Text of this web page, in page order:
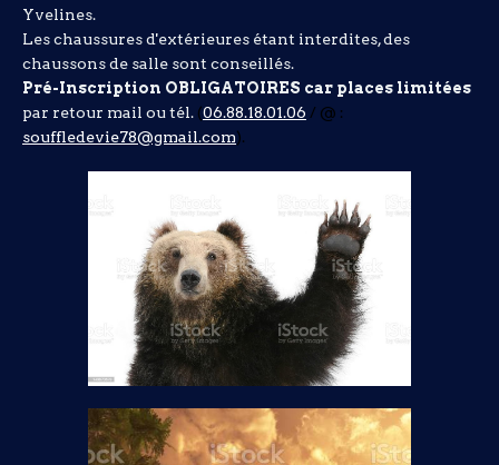
Yvelines.
Les chaussures d'extérieures étant interdites, des
chaussons de salle sont conseillés.
Pré-Inscription OBLIGATOIRES car places limitées
par retour mail ou tél. (06.88.18.01.06 / @ :
souffledevie78@gmail.com).